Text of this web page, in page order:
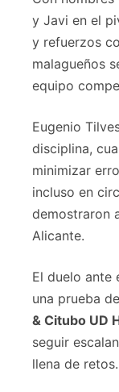
y Javi en el
y refuerzos
malagueños
equipo
Eugenio
disciplina,
minimizar
incluso en
demostraron
Alicante.
El duelo ante
una prueba
& Citubo UD
seguir
llena de retos.